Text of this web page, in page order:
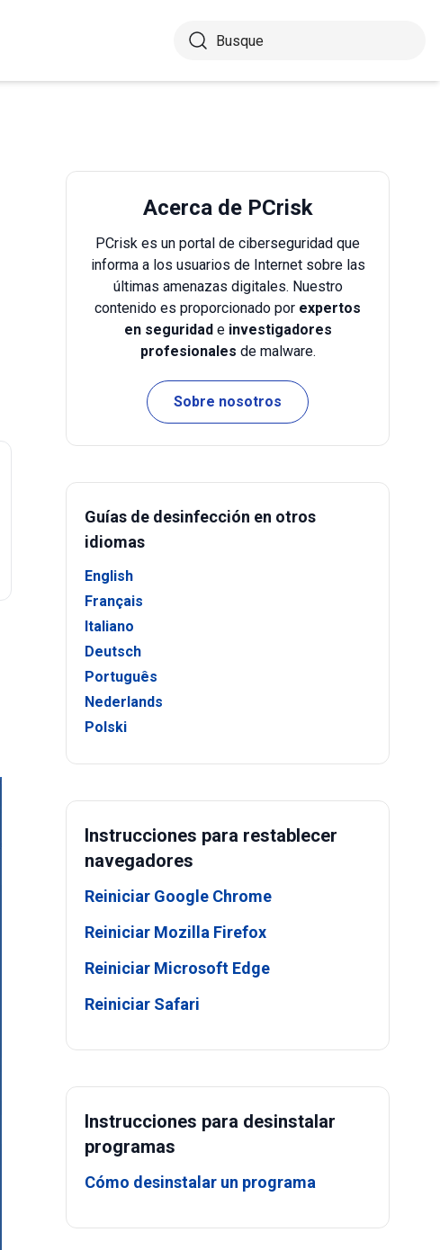
Acerca de PCrisk
PCrisk es un portal de ciberseguridad que
informa a los usuarios de Internet sobre las
últimas amenazas digitales. Nuestro
contenido es proporcionado por expertos
en seguridade investigadores
profesionales de malware.
Sobre nosotros
Guías de desinfección en otros
idiomas
English
Français
Italiano
Deutsch
Português
Nederlands
Polski
Instrucciones para restablecer
navegadores
Reiniciar Google Chrome
Reiniciar Mozilla Firefox
Reiniciar Microsoft Edge
Reiniciar Safari
Instrucciones para desinstalar
programas
Cómo desinstalar un programa